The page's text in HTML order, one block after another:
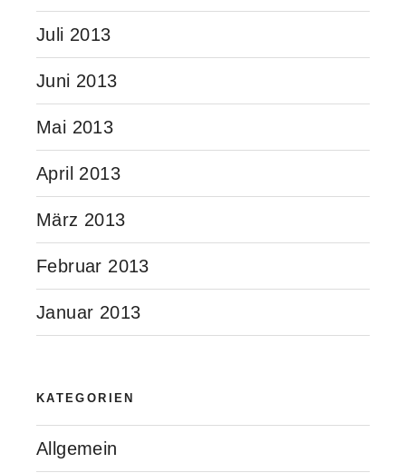
Juli 2013
Juni 2013
Mai 2013
April 2013
März 2013
Februar 2013
Januar 2013
KATEGORIEN
Allgemein